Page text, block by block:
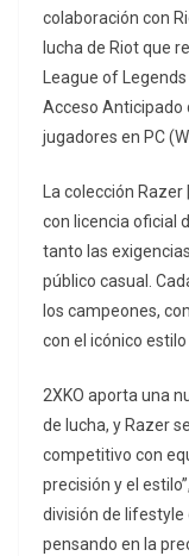
colaboración con
lucha de Riot que
League of
Acceso Anticipado
jugadores en PC
La colección
con licencia oficial
tanto las
público casual.
los campeones,
con el icónico
2XKO aporta una
de lucha, y Razer
competitivo con
precisión y el
división de lifestyle
pensando en la